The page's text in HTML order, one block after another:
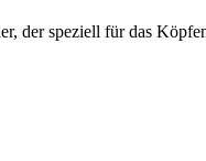
der speziell für das